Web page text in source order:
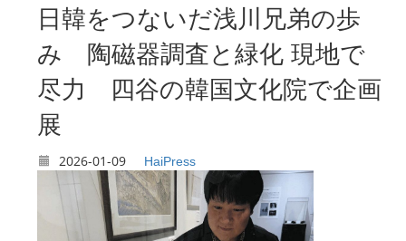
〈つなぐ 戦後81年〉原爆ドームを
描き続ける 小平の嵯峨谷梢さん
れない」
日韓をつないだ浅川兄弟の歩
み 陶磁器調査と緑化 現地で
尽力 四谷の韓国文化院で企画
展
2026-01-09 HaiPress